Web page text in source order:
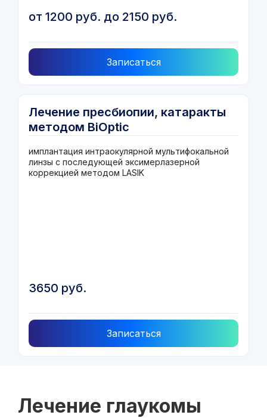
от 1200 руб. до 2150 руб.
Записаться
Лечение пресбиопии, катаракты
методом BiOptic
имплантация интраокулярной мультифокальной
линзы с последующей эксимерлазерной
коррекцией методом LASIK
3650 руб.
Записаться
Лечение глаукомы